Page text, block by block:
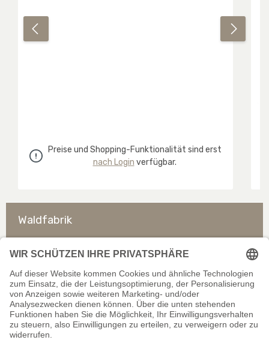
Preise und Shopping-Funktionalität sind erst
nach Login verfügbar.
Waldfabrik
So erreichen Sie uns
Rechtliches
Allgemeines